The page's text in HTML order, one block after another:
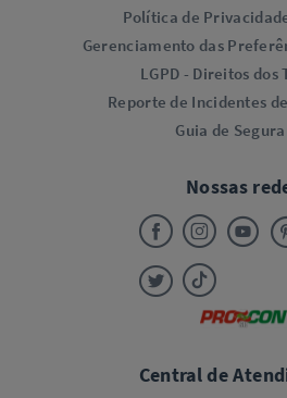
Política de
Gerenciamento das
LGPD - Direitos dos
Reporte de Incidentes
Guia de
Nossas
Central de